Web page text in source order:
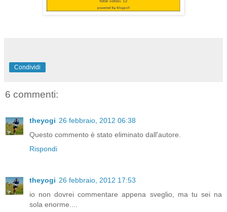
Condividi
6 commenti:
theyogi 26 febbraio, 2012 06:38
Questo commento è stato eliminato dall'autore.
Rispondi
theyogi 26 febbraio, 2012 17:53
io non dovrei commentare appena sveglio, ma tu sei na
sola enorme....